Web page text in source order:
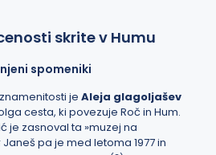
skrite v Humu
spomeniki
je Aleja glagoljašev
cesta, ki povezuje Roč in Hum.
je zasnoval ta »muzej na
pa je med letoma 1977 in